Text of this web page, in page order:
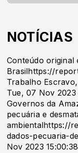
NOTÍCIAS
Conteúdo
Brasilhttps://
Trabalho
Tue, 07 Nov
Governos da
pecuária e
ambientalhttps://
dados-pecuaria-
Nov 2023